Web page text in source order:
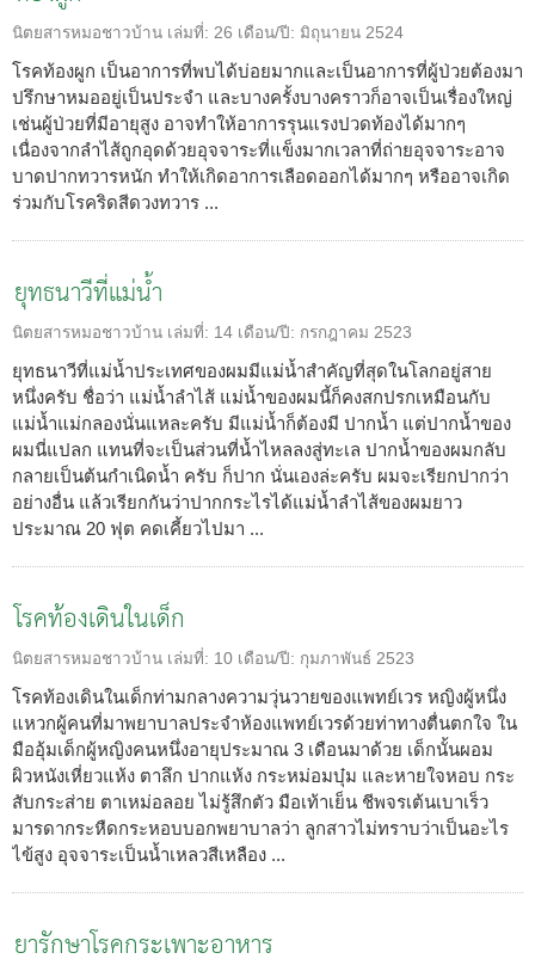
นิตยสารหมอชาวบ้าน เล่มที่: 26 เดือน/ปี: มิถุนายน 2524
โรคท้องผูก เป็นอาการที่พบได้บ่อยมากและเป็นอาการที่ผู้ป่วยต้องมา
ปรึกษาหมออยู่เป็นประจำ และบางครั้งบางคราวก็อาจเป็นเรื่องใหญ่
เช่นผู้ป่วยที่มีอายุสูง อาจทำให้อาการรุนแรงปวดท้องได้มากๆ
เนื่องจากลำไส้ถูกอุดด้วยอุจจาระที่แข็งมากเวลาที่ถ่ายอุจจาระอาจ
บาดปากทวารหนัก ทำให้เกิดอาการเลือดออกได้มากๆ หรืออาจเกิด
ร่วมกับโรคริดสีดวงทวาร ...
ยุทธนาวีที่แม่น้ำ
นิตยสารหมอชาวบ้าน เล่มที่: 14 เดือน/ปี: กรกฎาคม 2523
ยุทธนาวีที่แม่น้ำประเทศของผมมีแม่น้ำสำคัญที่สุดในโลกอยู่สาย
หนึ่งครับ ชื่อว่า แม่น้ำลำไส้ แม่น้ำของผมนี้ก็คงสกปรกเหมือนกับ
แม่น้ำแม่กลองนั่นแหละครับ มีแม่น้ำก็ต้องมี ปากน้ำ แต่ปากน้ำของ
ผมนี่แปลก แทนที่จะเป็นส่วนที่น้ำไหลลงสู่ทะเล ปากน้ำของผมกลับ
กลายเป็นต้นกำเนิดน้ำ ครับ ก็ปาก นั่นเองล่ะครับ ผมจะเรียกปากว่า
อย่างอื่น แล้วเรียกกันว่าปากกระไรได้แม่น้ำลำไส้ของผมยาว
ประมาณ 20 ฟุต คดเคี้ยวไปมา ...
โรคท้องเดินในเด็ก
นิตยสารหมอชาวบ้าน เล่มที่: 10 เดือน/ปี: กุมภาพันธ์ 2523
โรคท้องเดินในเด็กท่ามกลางความวุ่นวายของแพทย์เวร หญิงผู้หนึ่ง
แหวกผู้คนที่มาพยาบาลประจำห้องแพทย์เวรด้วยท่าทางตื่นตกใจ ใน
มืออุ้มเด็กผู้หญิงคนหนึ่งอายุประมาณ 3 เดือนมาด้วย เด็กนั้นผอม
ผิวหนังเหี่ยวแห้ง ตาลึก ปากแห้ง กระหม่อมบุ๋ม และหายใจหอบ กระ
สับกระส่าย ตาเหม่อลอย ไม่รู้สึกตัว มือเท้าเย็น ชีพจรเต้นเบาเร็ว
มารดากระหืดกระหอบบอกพยาบาลว่า ลูกสาวไม่ทราบว่าเป็นอะไร
ไข้สูง อุจจาระเป็นน้ำเหลวสีเหลือง ...
ยารักษาโรคกระเพาะอาหาร